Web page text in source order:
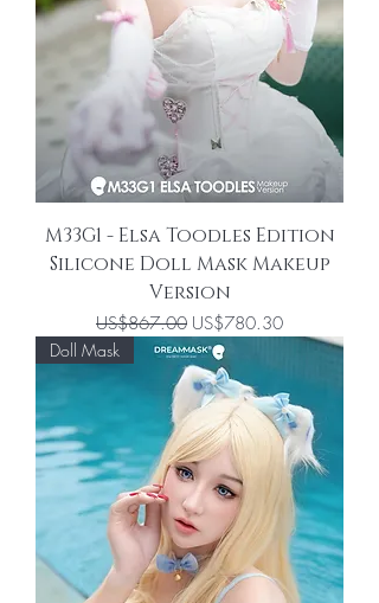
M33G1 - Elsa Toodles Edition
Silicone Doll Mask Makeup
Version
一般價格
US$867.00 促銷價格
US$780.30
Doll Mask